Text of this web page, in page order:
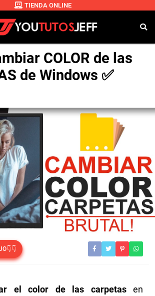
TIENDA ONLINE
COLOR de las
de Windows ✅
el color de las carpetas en